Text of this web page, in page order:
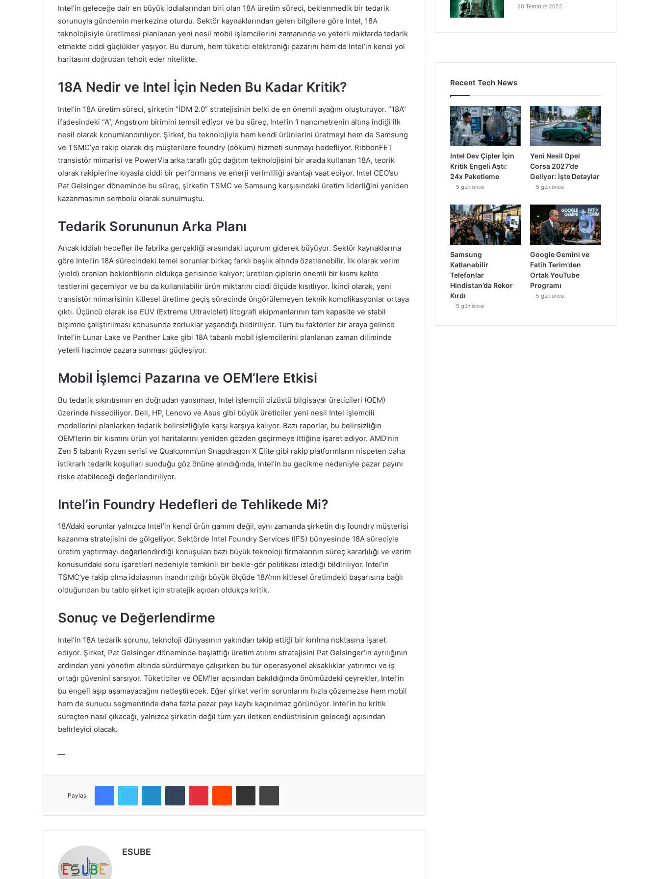
Intel’in geleceğe dair en büyük iddialarından biri olan 18A üretim süreci, beklenmedik bir tedarik
sorunuyla gündemin merkezine oturdu. Sektör kaynaklarından gelen bilgilere göre Intel, 18A
teknolojisiyle üretilmesi planlanan yeni nesil mobil işlemcilerini zamanında ve yeterli miktarda tedarik
etmekte ciddi güçlükler yaşıyor. Bu durum, hem tüketici elektroniği pazarını hem de Intel’in kendi yol
haritasını doğrudan tehdit eder nitelikte.
18A Nedir ve Intel İçin Neden Bu Kadar Kritik?
Intel’in 18A üretim süreci, şirketin “İDM 2.0” stratejisinin belki de en önemli ayağını oluşturuyor. “18A”
ifadesindeki “A”, Angstrom birimini temsil ediyor ve bu süreç, Intel’in 1 nanometrenin altına indiği ilk
nesil olarak konumlandırılıyor. Şirket, bu teknolojiyle hem kendi ürünlerini üretmeyi hem de Samsung
ve TSMC’ye rakip olarak dış müşterilere foundry (döküm) hizmeti sunmayı hedefliyor. RibbonFET
transistör mimarisi ve PowerVia arka taraflı güç dağıtım teknolojisini bir arada kullanan 18A, teorik
olarak rakiplerine kıyasla ciddi bir performans ve enerji verimliliği avantajı vaat ediyor. Intel CEO’su
Pat Gelsinger döneminde bu süreç, şirketin TSMC ve Samsung karşısındaki üretim liderliğini yeniden
kazanmasının sembolü olarak sunulmuştu.
Tedarik Sorununun Arka Planı
Ancak iddialı hedefler ile fabrika gerçekliği arasındaki uçurum giderek büyüyor. Sektör kaynaklarına
göre Intel’in 18A sürecindeki temel sorunlar birkaç farklı başlık altında özetlenebilir. İlk olarak verim
(yield) oranları beklentilerin oldukça gerisinde kalıyor; üretilen çiplerin önemli bir kısmı kalite
testlerini geçemiyor ve bu da kullanılabilir ürün miktarını ciddi ölçüde kısıtlıyor. İkinci olarak, yeni
transistör mimarisinin kitlesel üretime geçiş sürecinde öngörülemeyen teknik komplikasyonlar ortaya
çıktı. Üçüncü olarak ise EUV (Extreme Ultraviolet) litografi ekipmanlarının tam kapasite ve stabil
biçimde çalıştırılması konusunda zorluklar yaşandığı bildiriliyor. Tüm bu faktörler bir araya gelince
Intel’in Lunar Lake ve Panther Lake gibi 18A tabanlı mobil işlemcilerini planlanan zaman diliminde
yeterli hacimde pazara sunması güçleşiyor.
Mobil İşlemci Pazarına ve OEM’lere Etkisi
Bu tedarik sıkıntısının en doğrudan yansıması, Intel işlemcili dizüstü bilgisayar üreticileri (OEM)
üzerinde hissediliyor. Dell, HP, Lenovo ve Asus gibi büyük üreticiler yeni nesil Intel işlemcili
modellerini planlarken tedarik belirsizliğiyle karşı karşıya kalıyor. Bazı raporlar, bu belirsizliğin
OEM’lerin bir kısmını ürün yol haritalarını yeniden gözden geçirmeye ittiğine işaret ediyor. AMD’nin
Zen 5 tabanlı Ryzen serisi ve Qualcomm’un Snapdragon X Elite gibi rakip platformların nispeten daha
istikrarlı tedarik koşulları sunduğu göz önüne alındığında, Intel’in bu gecikme nedeniyle pazar payını
riske atabileceği değerlendiriliyor.
Intel’in Foundry Hedefleri de Tehlikede Mi?
18A’daki sorunlar yalnızca Intel’in kendi ürün gamını değil, aynı zamanda şirketin dış foundry müşterisi
kazanma stratejisini de gölgeliyor. Sektörde Intel Foundry Services (IFS) bünyesinde 18A süreciyle
üretim yaptırmayı değerlendirdiği konuşulan bazı büyük teknoloji firmalarının süreç kararlılığı ve verim
konusundaki soru işaretleri nedeniyle temkinli bir bekle-gör politikası izlediği bildiriliyor. Intel’in
TSMC’ye rakip olma iddiasının inandırıcılığı büyük ölçüde 18A’nın kitlesel üretimdeki başarısına bağlı
olduğundan bu tablo şirket için stratejik açıdan oldukça kritik.
Sonuç ve Değerlendirme
Intel’in 18A tedarik sorunu, teknoloji dünyasının yakından takip ettiği bir kırılma noktasına işaret
ediyor. Şirket, Pat Gelsinger döneminde başlattığı üretim atılımı stratejisini Pat Gelsinger’ın ayrılığının
ardından yeni yönetim altında sürdürmeye çalışırken bu tür operasyonel aksaklıklar yatırımcı ve iş
ortağı güvenini sarsıyor. Tüketiciler ve OEM’ler açısından bakıldığında önümüzdeki çeyrekler, Intel’in
bu engeli aşıp aşamayacağını netleştirecek. Eğer şirket verim sorunlarını hızla çözemezse hem mobil
hem de sunucu segmentinde daha fazla pazar payı kaybı kaçınılmaz görünüyor. Intel’in bu kritik
süreçten nasıl çıkacağı, yalnızca şirketin değil tüm yarı iletken endüstrisinin geleceği açısından
belirleyici olacak.
—
Paylaş
ESUBE
20 Temmuz 2022
Recent Tech News
Intel Dev Çipler İçin
Kritik Engeli Aştı:
24x Paketleme
5 gün önce
Yeni Nesil Opel
Corsa 2027’de
Geliyor: İşte Detaylar
5 gün önce
Samsung
Katlanabilir
Telefonlar
Hindistan’da Rekor
Kırdı
5 gün önce
Google Gemini ve
Fatih Terim’den
Ortak YouTube
Programı
5 gün önce